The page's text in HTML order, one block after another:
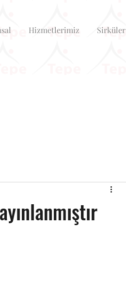
Hizmetlerimiz Sirküler